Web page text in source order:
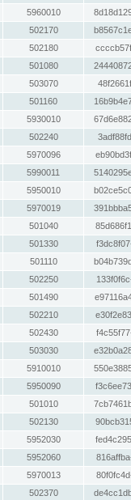
5960010
502170
502180
501080
503070
501160
5930010
502240
5970096
5990011
5950010
5970019
501040
501330
501110
502250
501490
502210
502430
503030
5910010
5950090
501010
502130
5952030
5952060
5970013
502370